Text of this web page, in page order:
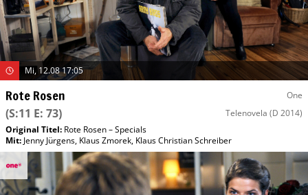
Mi, 12.08 17:05
Rote Rosen One
(S:11 E: 73) Telenovela (D 2014)
Original Titel: Rote Rosen – Specials
Mit:Jenny Jürgens, Klaus Zmorek, Klaus Christian Schreiber